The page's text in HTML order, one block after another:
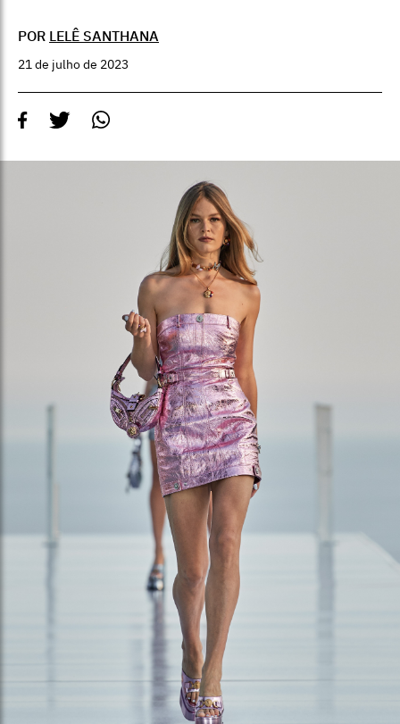
POR LELÊ SANTHANA
21 de julho de 2023